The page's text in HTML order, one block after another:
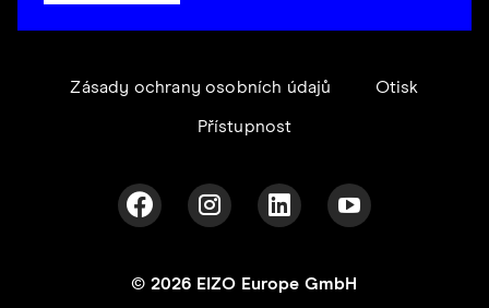
Zásady ochrany osobních údajů Otisk
Přístupnost
© 2026 EIZO Europe GmbH